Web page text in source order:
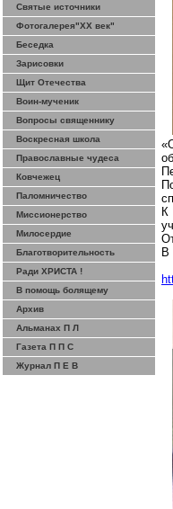
Святые источники
Фотогалерея"ХХ век"
Беседка
Зарисовки
Щит Отечества
Воин-мученик
Вопросы священнику
Воскресная школа
Православные чудеса
Ковчежец
Паломничество
Миссионерство
Милосердие
Благотворительность
Ради ХРИСТА !
В помощь болящему
Архив
Альманах П Л
Газета П П С
Журнал П Е В
К
В